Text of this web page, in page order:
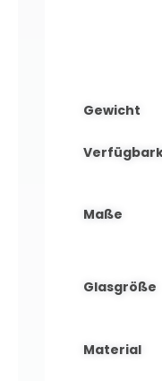
Gewicht
Maße
Glasgröße
Material